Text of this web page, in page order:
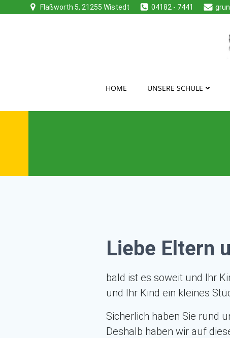
Inhalt
Flaßworth 5, 21255 Wistedt 04182 - 7441
HOME UNSERE SCHULE
Liebe Eltern
bald ist es soweit und Ihr
und Ihr Kind ein kleines
Sicherlich haben Sie rund
Deshalb haben wir auf